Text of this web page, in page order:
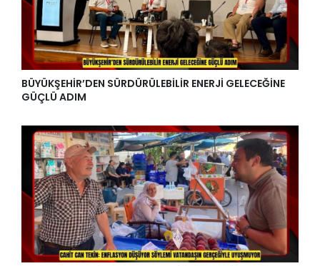
BÜYÜKŞEHİR’DEN SÜRDÜRÜLEBİLİR ENERJİ GELECEĞİNE
GÜÇLÜ ADIM